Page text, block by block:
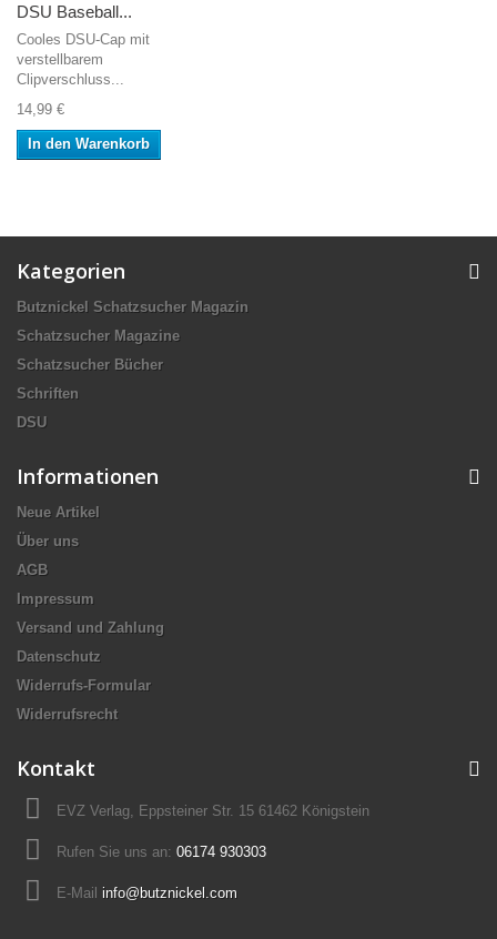
DSU Baseball...
Cooles DSU-Cap mit
verstellbarem
Clipverschluss...
14,99 €
In den Warenkorb
Kategorien
Butznickel Schatzsucher Magazin
Schatzsucher Magazine
Schatzsucher Bücher
Schriften
DSU
Informationen
Neue Artikel
Über uns
AGB
Impressum
Versand und Zahlung
Datenschutz
Widerrufs-Formular
Widerrufsrecht
Kontakt
EVZ Verlag, Eppsteiner Str. 15 61462 Königstein
Rufen Sie uns an: 06174 930303
E-Mail info@butznickel.com